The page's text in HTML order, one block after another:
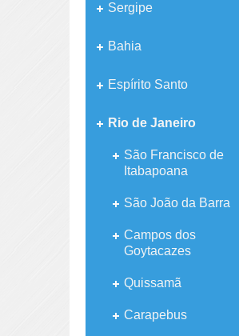
Sergipe
Bahia
Espírito Santo
Rio de Janeiro
São Francisco de
Itabapoana
São João da Barra
Campos dos
Goytacazes
Quissamã
Carapebus